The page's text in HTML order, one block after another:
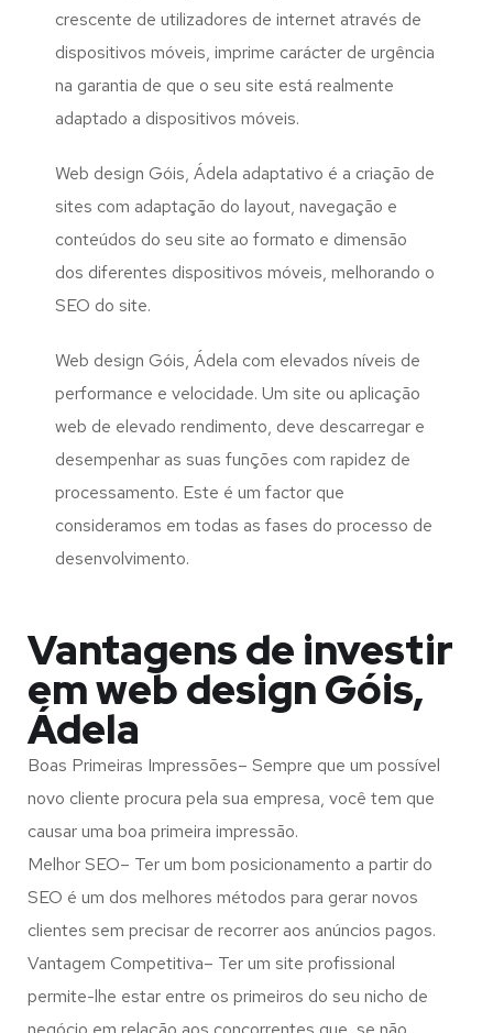
crescente de utilizadores de internet através de
dispositivos móveis, imprime carácter de urgência
na garantia de que o seu site está realmente
adaptado a dispositivos móveis.
Web design Góis, Ádela adaptativo é a criação de
sites com adaptação do layout, navegação e
conteúdos do seu site ao formato e dimensão
dos diferentes dispositivos móveis, melhorando o
SEO do site.
Web design Góis, Ádela com elevados níveis de
performance e velocidade. Um site ou aplicação
web de elevado rendimento, deve descarregar e
desempenhar as suas funções com rapidez de
processamento. Este é um factor que
consideramos em todas as fases do processo de
desenvolvimento.
Vantagens de investir
em web design Góis,
Ádela
Boas Primeiras Impressões– Sempre que um possível
novo cliente procura pela sua empresa, você tem que
causar uma boa primeira impressão.
Melhor SEO– Ter um bom posicionamento a partir do
SEO é um dos melhores métodos para gerar novos
clientes sem precisar de recorrer aos anúncios pagos.
Vantagem Competitiva– Ter um site profissional
permite-lhe estar entre os primeiros do seu nicho de